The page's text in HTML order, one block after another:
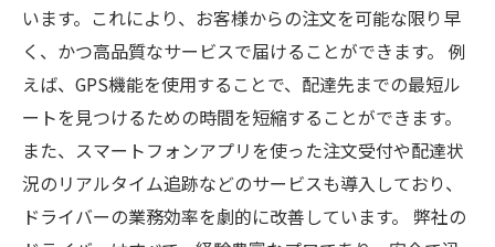
います。これにより、お客様からの注文を可能な限り早
く、かつ高品質なサービスで届けることができます。 例
えば、GPS機能を使用することで、配達先までの最短ル
ートを見つけるための時間を短縮することができます。
また、スマートフォンアプリを使った注文受付や配達状
況のリアルタイム追跡などのサービスも導入しており、
ドライバーの業務効率を劇的に改善しています。 弊社の